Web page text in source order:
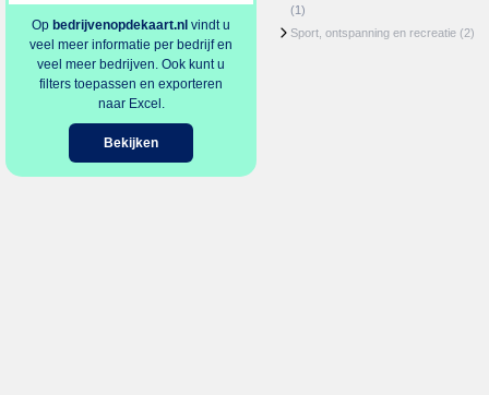
Op bedrijvenopdekaart.nl vindt u
veel meer informatie per bedrijf en
veel meer bedrijven. Ook kunt u
filters toepassen en exporteren
naar Excel.
Bekijken
(1)
Sport, ontspanning en recreatie (2)